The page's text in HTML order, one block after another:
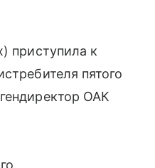
приступила к
пятого
ОАК